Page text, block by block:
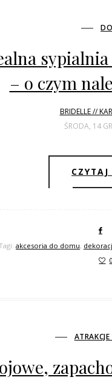
– o czym
BRIDELLE //
ŚRODA, 14
CZYTAJ
akcesoria do domu,
0